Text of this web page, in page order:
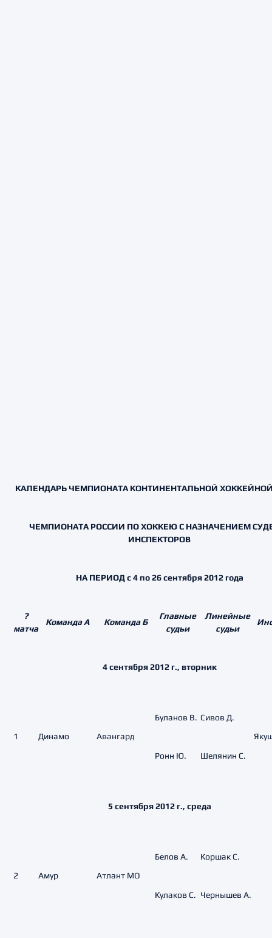
КАЛЕНДАРЬ ЧЕМПИОНАТА КОНТИНЕНТАЛЬНОЙ
ЧЕМПИОНАТА РОССИИ ПО ХОККЕЮ С НАЗНАЧЕНИЕМ
ИНСПЕКТОРОВ
НА ПЕРИОД с 4 по 26 сентября 2012 года
?
матча
Команда А Команда Б
Главные
судьи
Линейные
судьи
4 сентября 2012 г., вторник
1 Динамо Авангард
Буланов В.
Ронн Ю.
Сивов Д.
Шелянин С.
5 сентября 2012 г., среда
2 Амур Атлант МО
Белов А.
Кулаков С.
Коршак С.
Чернышев А.